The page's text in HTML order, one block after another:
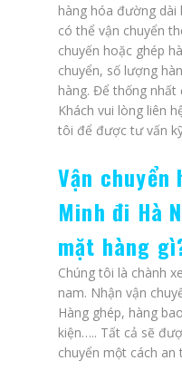
hàng hóa đường dài
có thể vận chuyển
chuyến hoặc ghép
chuyển, số lượng
hàng. Để thống
Khách vui lòng liên
tôi để được tư vấn
Vận chuyển
Minh đi Hà
mặt hàng
Chúng tôi là chành
nam. Nhận vận
Hàng ghép, hàng
kiện….. Tất cả sẽ
chuyển một cách an